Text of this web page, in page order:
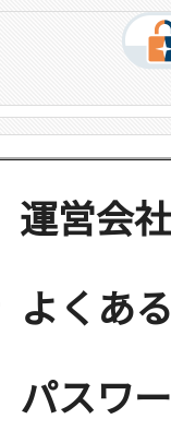
運営会社
よくあ
パスワ